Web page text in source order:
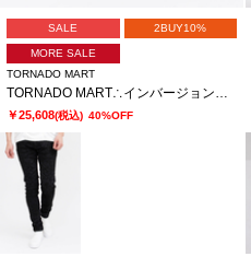
SALE 2BUY10%
MORE SALE
TORNADO MART
￥25,608(税込) 40%OFF